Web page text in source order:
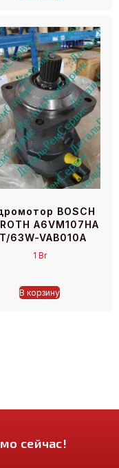
BOSCH
A6VM107HA
63W-VAB010A
1 Br
В корзину
сейчас!